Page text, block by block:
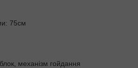
75см
механізм гойдання